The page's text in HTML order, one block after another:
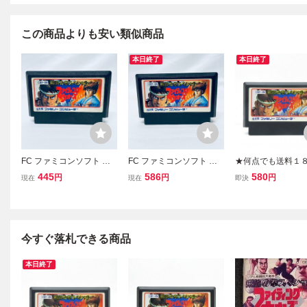
この商品よりも安い類似商品
FC ファミコンソフト 飛
龍の拳スペシャル ファ
現在 445円
本日終了
FC ファミコンソフト 飛
龍の拳スペシャル ファ
現在 586円
本日終了
★何点でも送料１
★ 飛龍の拳スペシ
即決 580円
今すぐ落札できる商品
本日終了